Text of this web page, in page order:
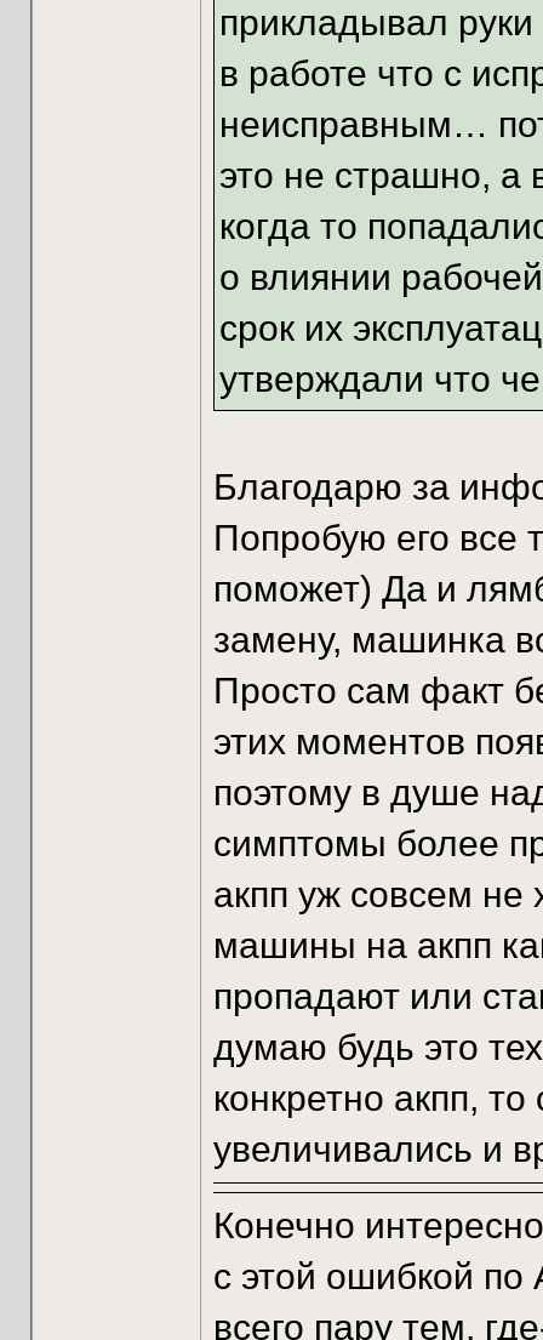
прикладывал
в работе что с
неисправным…
это не страшно, а
когда то
о влиянии
срок их
утверждали что
Благодарю за
Попробую его все
поможет) Да и
замену, машинка
Просто сам факт
этих моментов
поэтому в душе
симптомы более
акпп уж совсем не
машины на акпп
пропадают или
думаю будь это
конкретно акпп,
увеличивались и
Конечно
с этой ошибкой
всего пару тем,